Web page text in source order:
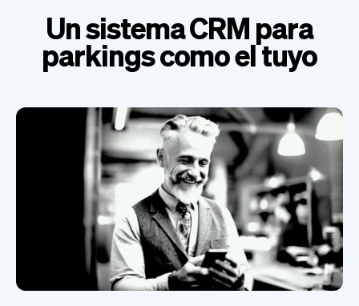
Un sistema CRM para
parkings como el tuyo